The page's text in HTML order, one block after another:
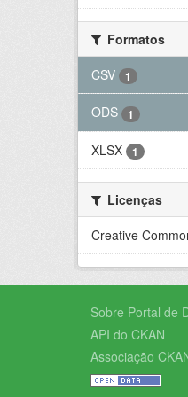
Formatos
CSV
1
ODS 1
XLSX 1
Licenças
Creative
Sobre Portal de
API do CKAN
Associação